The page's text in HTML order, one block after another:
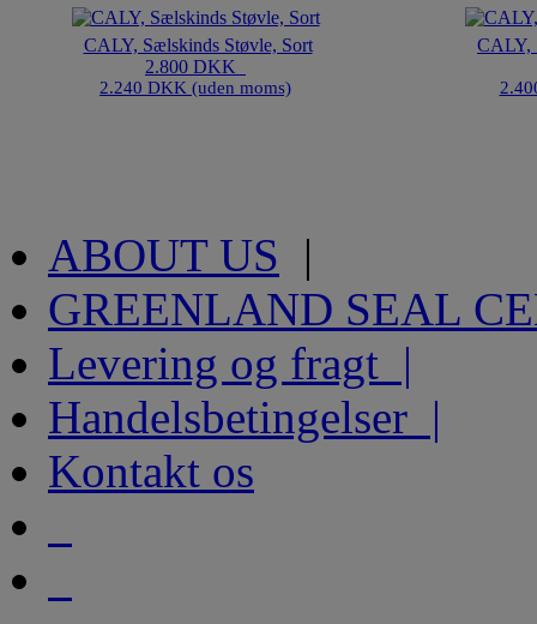
CALY, Sælskinds Støvle, Sort
2.800 DKK
2.240 DKK (uden moms)
CALY,
ABOUT US |
GREENLAND SEAL
Levering og fragt |
Handelsbetingelser |
Kontakt os